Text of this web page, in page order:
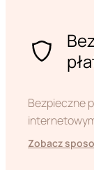
Bezpieczne
Zobacz